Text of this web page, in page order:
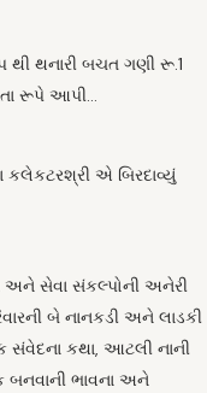
થી થનારી બચત ગણી રૂ.1
રૂપે આપી…
એ બિરદાવ્યું
અને સેવા સંકલ્પોની અનેરી
બે નાનકડી અને લાડકી
સંવેદના કથા, આટલી નાની
ભાવના અને